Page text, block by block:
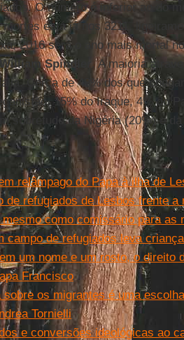
O número é inferior ao do
está já nos 3211,
2016 será o ano mais mortal
Spindler
. A maioria
Cerca de 48% dos que
15% do Iraque, 4% do
sobretudo da Nigéria (20%) e
relâmpago do Papa à ilha de
de refugiados de Lesbos frente a
como comissário para as
campo de refugiados leva
um nome e um rosto, o direito
Francisco
sobre os migrantes é uma
Tornielli
e conversões ideológicas ao